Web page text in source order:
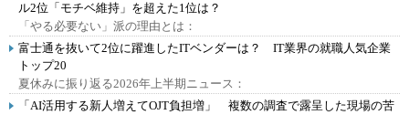
ル2位「モチベ維持」を超えた1位は？
「やる必要ない」派の理由とは：
富士通を抜いて2位に躍進したITベンダーは？ IT業界の就職人気企業
トップ20
夏休みに振り返る2026年上半期ニュース：
「AI活用する新人増えてOJT負担増」 複数の調査で露呈した現場の苦